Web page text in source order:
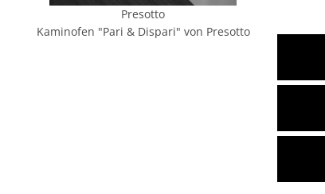
Presotto
Kaminofen "Pari & Dispari" von Presotto